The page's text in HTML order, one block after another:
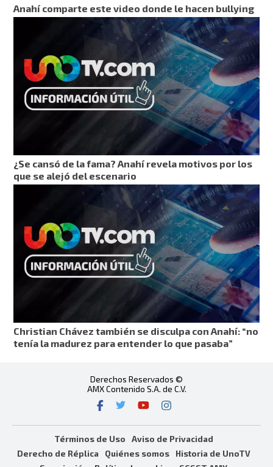
Anahí comparte este video donde le hacen bullying
¿Se cansó de la fama? Anahí revela motivos por los
que se alejó del escenario
Christian Chávez también se disculpa con Anahí: “no
tenía la madurez para entender lo que pasaba”
Derechos Reservados ©
AMX Contenido S.A. de C.V.
Términos de Uso
Aviso de Privacidad
Derecho de Réplica
Quiénes somos
Historia de UnoTV